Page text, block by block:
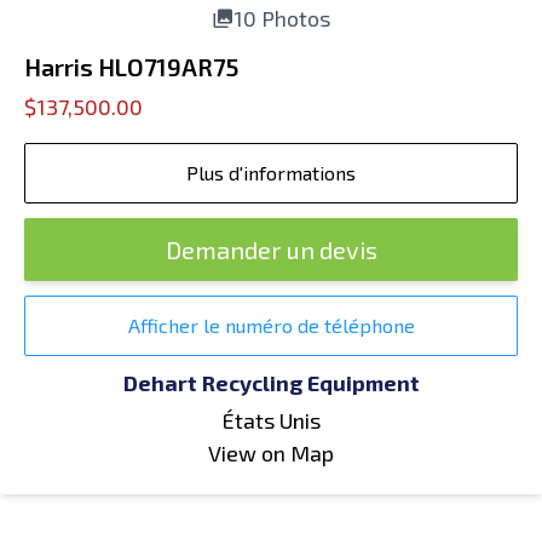
10 Photos
Harris HLO719AR75
$137,500.00
Plus d'informations
Demander un devis
Afficher le numéro de téléphone
Dehart Recycling Equipment
États Unis
View on Map